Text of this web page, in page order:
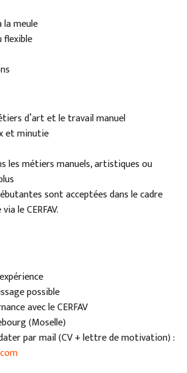
la meule
flexible
d’art et le travail manuel
et minutie
les métiers manuels, artistiques ou
sont acceptées dans le cadre
le CERFAV.
possible
avec le CERFAV
(Moselle)
par mail (CV + lettre de motivation) :